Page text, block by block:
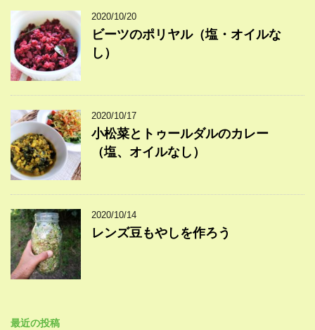
2020/10/20
ビーツのポリヤル（塩・オイルな
し）
2020/10/17
小松菜とトゥールダルのカレー
（塩、オイルなし）
2020/10/14
レンズ豆もやしを作ろう
最近の投稿